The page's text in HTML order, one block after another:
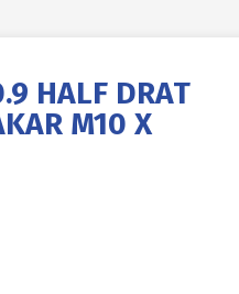
HALF DRAT
M10 X